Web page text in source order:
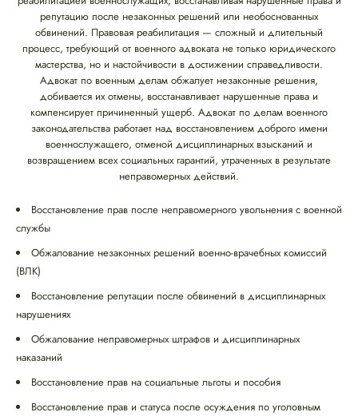
репутацию после незаконных решений или необоснованных
обвинений. Правовая реабилитация — сложный и длительный
процесс, требующий от военного адвоката не только юридического
мастерства, но и настойчивости в достижении справедливости.
Адвокат по военным делам обжалует незаконные решения,
добивается их отмены, восстанавливает нарушенные права и
компенсирует причиненный ущерб. Адвокат по делам военного
законодательства работает над восстановлением доброго имени
военнослужащего, отменой дисциплинарных взысканий и
возвращением всех социальных гарантий, утраченных в результате
неправомерных действий.
Восстановление прав после неправомерного увольнения с военной
службы
Обжалование незаконных решений военно-врачебных комиссий
(ВЛК)
Восстановление репутации после обвинений в дисциплинарных
нарушениях
Обжалование неправомерных штрафов и дисциплинарных
наказаний
Восстановление прав на социальные льготы и пособия
Восстановление прав и статуса после осуждения по уголовным